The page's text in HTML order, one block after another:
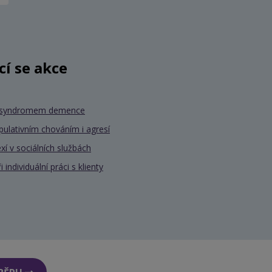
se akce
demence
chováním i agresí
v sociálních službách
individuální práci s klienty